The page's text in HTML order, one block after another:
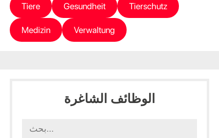
Tiere Gesundheit Tierschutz
Medizin Verwaltung
الوظائف الشاغرة